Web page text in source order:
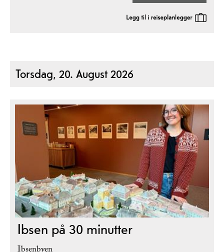
Torsdag, 20. August 2026
Ibsen på 30 minutter